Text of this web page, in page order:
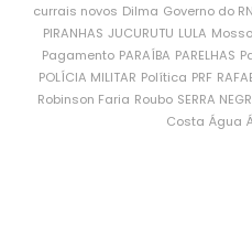
currais novos Dilma Governo do RN
PIRANHAS JUCURUTU LULA
Pagamento PARAÍBA PARELHAS
POLÍCIA MILITAR Política PRF
Robinson Faria Roubo SERRA
Costa Água